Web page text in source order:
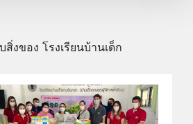
งของ โรงเรียนบ้านเด็ก